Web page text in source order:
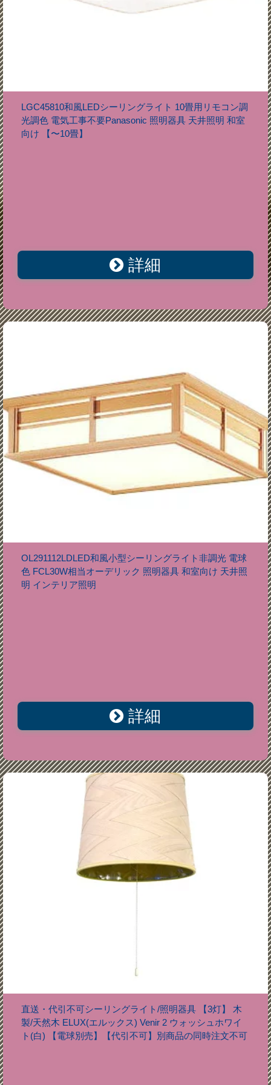
LGC45810和風LEDシーリングライト 10畳用リモコン調
光調色 電気工事不要Panasonic 照明器具 天井照明 和室
向け 【〜10畳】
詳細
OL291112LDLED和風小型シーリングライト非調光 電球
色 FCL30W相当オーデリック 照明器具 和室向け 天井照
明 インテリア照明
詳細
直送・代引不可シーリングライト/照明器具 【3灯】 木
製/天然木 ELUX(エルックス) Venir 2 ウォッシュホワイ
ト(白) 【電球別売】【代引不可】別商品の同時注文不可